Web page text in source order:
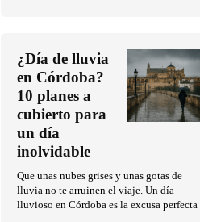
¿Día de lluvia
en Córdoba?
10 planes a
cubierto para
un día
inolvidable
Que unas nubes grises y unas gotas de
lluvia no te arruinen el viaje. Un día
lluvioso en Córdoba es la excusa perfecta